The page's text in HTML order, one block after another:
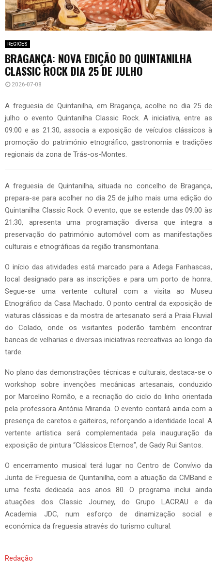
REGIÕES
BRAGANÇA: NOVA EDIÇÃO DO QUINTANILHA
CLASSIC ROCK DIA 25 DE JULHO
2026-07-08
A freguesia de Quintanilha, em Bragança, acolhe no dia 25 de
julho o evento Quintanilha Classic Rock. A iniciativa, entre as
09:00 e as 21:30, associa a exposição de veículos clássicos à
promoção do património etnográfico, gastronomia e tradições
regionais da zona de Trás-os-Montes.
A freguesia de Quintanilha, situada no concelho de Bragança,
prepara-se para acolher no dia 25 de julho mais uma edição do
Quintanilha Classic Rock. O evento, que se estende das 09:00 às
21:30, apresenta uma programação diversa que integra a
preservação do património automóvel com as manifestações
culturais e etnográficas da região transmontana.
O início das atividades está marcado para a Adega Fanhascas,
local designado para as inscrições e para um porto de honra.
Segue-se uma vertente cultural com a visita ao Museu
Etnográfico da Casa Machado. O ponto central da exposição de
viaturas clássicas e da mostra de artesanato será a Praia Fluvial
do Colado, onde os visitantes poderão também encontrar
bancas de velharias e diversas iniciativas recreativas ao longo da
tarde.
No plano das demonstrações técnicas e culturais, destaca-se o
workshop sobre invenções mecânicas artesanais, conduzido
por Marcelino Romão, e a recriação do ciclo do linho orientada
pela professora Antónia Miranda. O evento contará ainda com a
presença de caretos e gaiteiros, reforçando a identidade local. A
vertente artística será complementada pela inauguração da
exposição de pintura “Clássicos Eternos”, de Gady Rui Santos.
O encerramento musical terá lugar no Centro de Convívio da
Junta de Freguesia de Quintanilha, com a atuação da CMBand e
uma festa dedicada aos anos 80. O programa inclui ainda
atuações dos Classic Journey, do Grupo LACRAU e da
Academia JDC, num esforço de dinamização social e
económica da freguesia através do turismo cultural.
Redação